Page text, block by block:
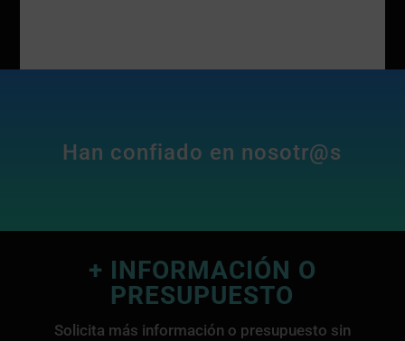
Han confiado en nosotr@s
+ INFORMACIÓN O
PRESUPUESTO
Solicita más información o presupuesto sin